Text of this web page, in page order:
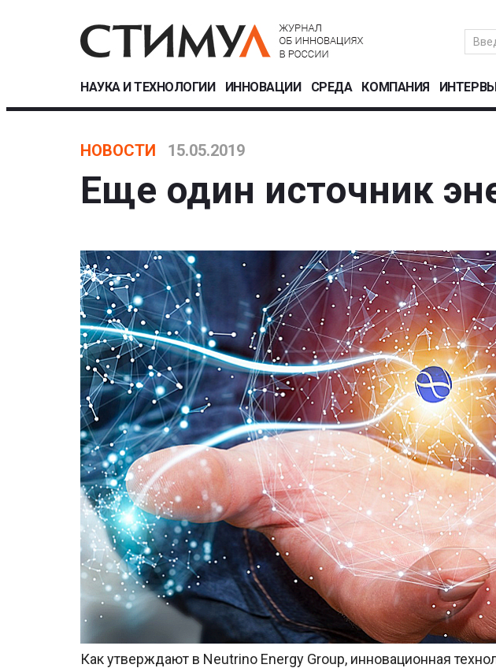
НАУКА И ТЕХНОЛОГИИ ИННОВАЦИИ СРЕДА КОМПАНИЯ
НОВОСТИ 15.05.2019
Еще один источник
Как утверждают в Neutrino Energy Group, инновационная